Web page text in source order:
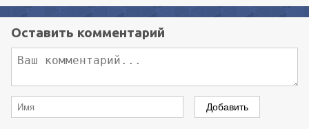
Оставить комментарий
Добавить